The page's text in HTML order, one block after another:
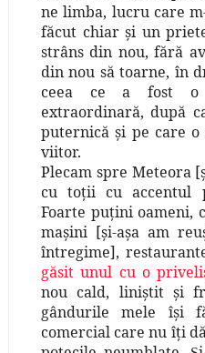
ne limba, lucru care
făcut chiar şi un
strâns din nou, fără
din nou să toarne, în
ceea ce a fost o
extraordinară, după
puternică şi pe care
viitor.
Plecam spre Meteora
cu toţii cu accentul
Foarte puţini oameni,
maşini [şi-aşa am
întregime],
găsit unul cu o
nou cald, liniştit şi
gândurile mele îşi
comercial care nu îţi